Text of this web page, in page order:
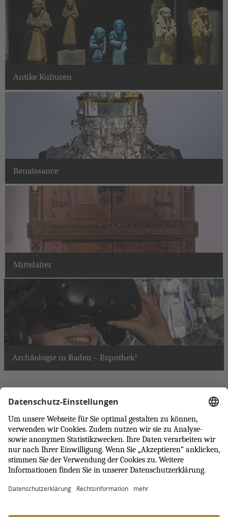
Antike Kulturen
Renaissance
Mittelalter
Archäologie in Baden – Expothek¹
© 2026 Badisches Landesmuseum
Presse
Erklärung zur Barrierefreiheit
Nach oben